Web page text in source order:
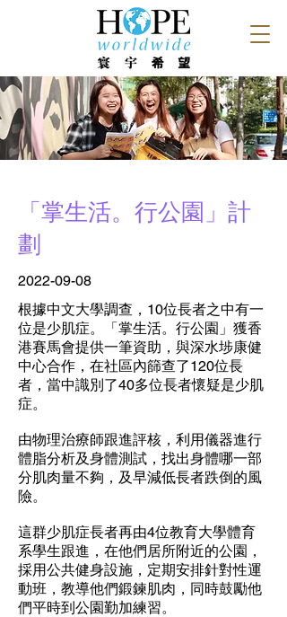
「掌生活。行公園」計
劃
2022-09-08
根據中文大學調查，10位長者之中有一
位是少肌症。「掌生活。行公園」獲香
港賽馬會提供一筆資助，與深水埗康健
中心合作，在社區內篩查了120位長
者，當中識別了40多位長者懷疑是少肌
症。
由物理治療師跟進評核，利用儀器進行
體脂分析及身體測試，找出身體哪一部
分肌肉量不夠，及早減低長者跌倒的風
險。
這群少肌症長者再由4位教育大學體育
系學生跟進，在他們居所附近的公園，
採用公共健身設施，定期安排針對性運
動班，教導他們鍛鍊肌肉，同時鼓勵他
們平時到公園勤加練習。